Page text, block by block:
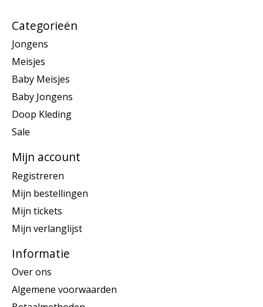
Categorieën
Jongens
Meisjes
Baby Meisjes
Baby Jongens
Doop Kleding
Sale
Mijn account
Registreren
Mijn bestellingen
Mijn tickets
Mijn verlanglijst
Informatie
Over ons
Algemene voorwaarden